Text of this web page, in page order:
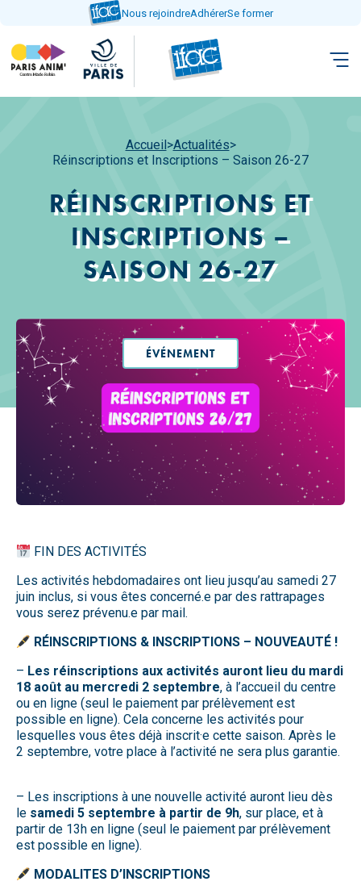
contenu
Nous rejoindreAdhérerSe former
Accueil>Actualités>
Réinscriptions et Inscriptions – Saison 26-27
RÉINSCRIPTIONS ET
INSCRIPTIONS –
SAISON 26-27
ÉVÉNEMENT
FIN DES ACTIVITÉS
Les activités hebdomadaires ont lieu jusqu’au samedi 27
juin inclus, si vous êtes concerné.e par des rattrapages
vous serez prévenu.e par mail.
RÉINSCRIPTIONS & INSCRIPTIONS – NOUVEAUTÉ !
– Les réinscriptions aux activités auront lieu du mardi
18 août au mercredi 2 septembre, à l’accueil du centre
ou en ligne (seul le paiement par prélèvement est
possible en ligne). Cela concerne les activités pour
lesquelles vous êtes déjà inscrit·e cette saison. Après le
2 septembre, votre place à l’activité ne sera plus garantie.
– Les inscriptions à une nouvelle activité auront lieu dès
le samedi 5 septembre à partir de 9h, sur place, et à
partir de 13h en ligne (seul le paiement par prélèvement
est possible en ligne).
MODALITES D’INSCRIPTIONS